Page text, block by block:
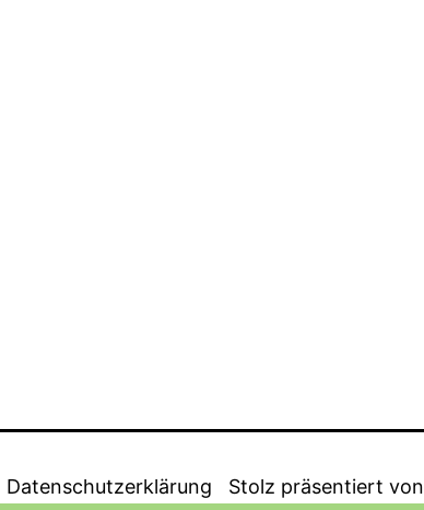
Datenschutzerklärung Stolz präsentiert von